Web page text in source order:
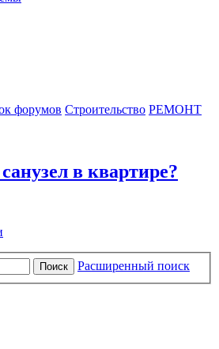
форумов Строительство РЕМОНТ
в квартире?
Поиск
Расширенный поиск